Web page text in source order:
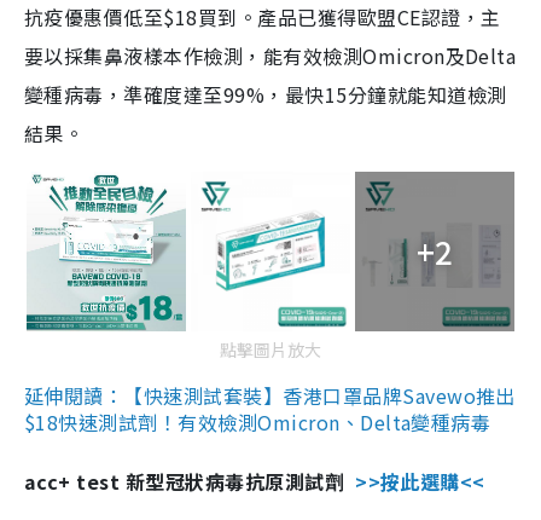
抗疫優惠價低至$18買到。產品已獲得歐盟CE認證，主
要以採集鼻液樣本作檢測，能有效檢測Omicron及Delta
變種病毒，準確度達至99%，最快15分鐘就能知道檢測
結果。
+2
點擊圖片放大
延伸閱讀：【快速測試套裝】香港口罩品牌Savewo推出
$18快速測試劑！有效檢測Omicron、Delta變種病毒
acc+ test 新型冠狀病毒抗原測試劑 >>按此選購<<